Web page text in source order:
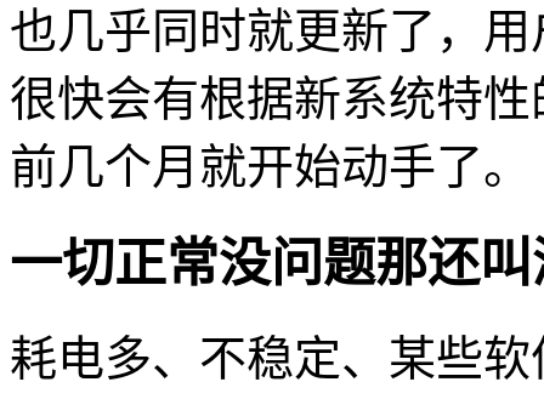
也几乎同时就更新了，
很快会有根据新系统特
前几个月就开始动手了。
一切正常没问题那还
耗电多、不稳定、某些